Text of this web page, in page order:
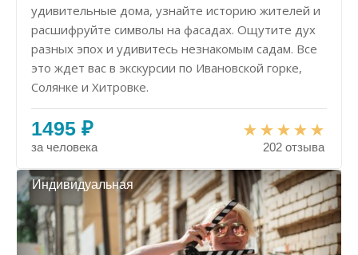
удивительные дома, узнайте историю жителей и
расшифруйте символы на фасадах. Ощутите дух
разных эпох и удивитесь незнакомым садам. Все
это ждет вас в экскурсии по Ивановской горке,
Солянке и Хитровке.
1495 ₽
за человека 202 отзыва
Индивидуальная